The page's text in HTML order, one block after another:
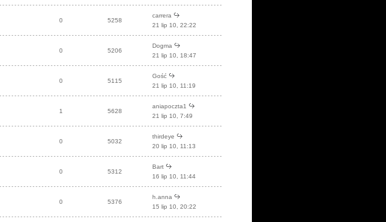
0 5258
carrera
21 lip 10, 22:22
0 5206
Dogma
21 lip 10, 18:47
0 5115
Gość
21 lip 10, 11:19
1 5628
aniapoczta1
21 lip 10, 7:49
0 5032
thirdeye
20 lip 10, 11:13
0 5312
Bart
16 lip 10, 11:44
0 5376
h.anna
15 lip 10, 20:22